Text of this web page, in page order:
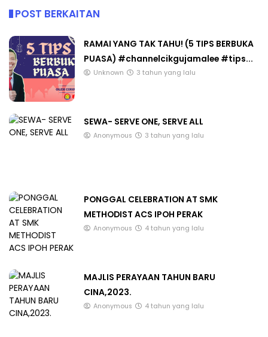
POST BERKAITAN
RAMAI YANG TAK TAHU! (5 TIPS BERBUKA
PUASA) #channelcikgujamalee #tips...
Unknown 3 tahun yang lalu
SEWA- SERVE ONE, SERVE ALL
Anonymous 3 tahun yang lalu
PONGGAL CELEBRATION AT SMK
METHODIST ACS IPOH PERAK
Anonymous 4 tahun yang lalu
MAJLIS PERAYAAN TAHUN BARU
CINA,2023.
Anonymous 4 tahun yang lalu